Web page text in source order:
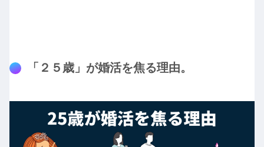
「２５歳」が婚活を焦る理由。